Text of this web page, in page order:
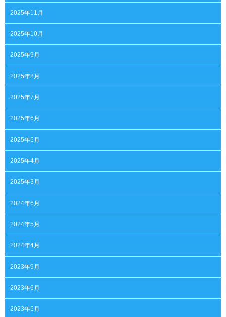
2025年11月
2025年10月
2025年9月
2025年8月
2025年7月
2025年6月
2025年5月
2025年4月
2025年3月
2024年6月
2024年5月
2024年4月
2023年9月
2023年6月
2023年5月